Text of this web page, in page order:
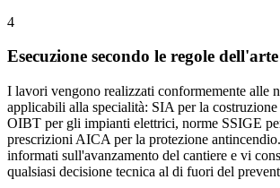
4
Esecuzione secondo le regole dell'arte
I lavori vengono realizzati conformemente alle
applicabili alla specialità: SIA per la
OIBT per gli impianti elettrici, norme SSIGE
prescrizioni AICA per la protezione
informati sull'avanzamento del cantiere e vi
qualsiasi decisione tecnica al di fuori del